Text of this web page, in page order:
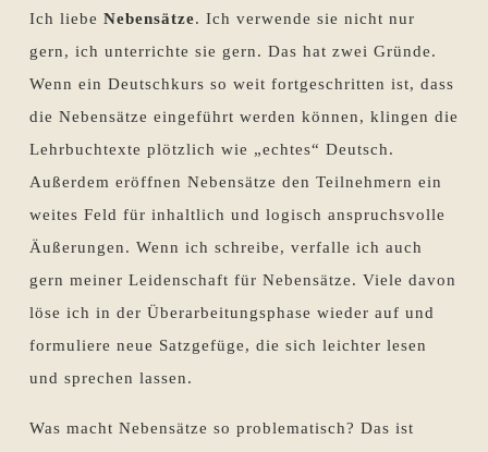
Ich liebe Nebensätze. Ich verwende sie nicht nur
gern, ich unterrichte sie gern. Das hat zwei Gründe.
Wenn ein Deutschkurs so weit fortgeschritten ist, dass
die Nebensätze eingeführt werden können, klingen die
Lehrbuchtexte plötzlich wie „echtes“ Deutsch.
Außerdem eröffnen Nebensätze den Teilnehmern ein
weites Feld für inhaltlich und logisch anspruchsvolle
Äußerungen. Wenn ich schreibe, verfalle ich auch
gern meiner Leidenschaft für Nebensätze. Viele davon
löse ich in der Überarbeitungsphase wieder auf und
formuliere neue Satzgefüge, die sich leichter lesen
und sprechen lassen.
Was macht Nebensätze so problematisch? Das ist